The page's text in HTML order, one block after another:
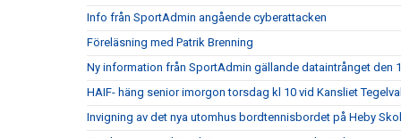
Info från SportAdmin angående cyberattacken
Föreläsning med Patrik Brenning
Ny information från SportAdmin gällande dataintrånget den
HAIF- häng senior imorgon torsdag kl 10 vid Kansliet
Invigning av det nya utomhus bordtennisbordet på Heby